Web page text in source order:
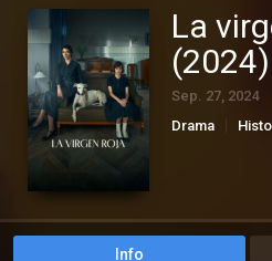
La
(2024)
Sep. 27, 2024
Drama
Info